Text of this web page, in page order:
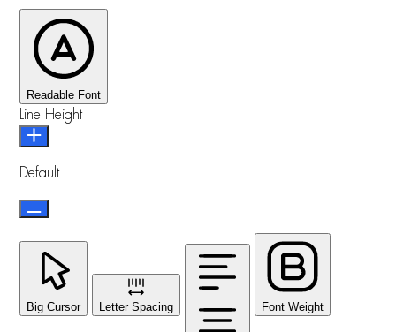
Readable Font
Line Height
Default
Big Cursor Letter Spacing Font Weight